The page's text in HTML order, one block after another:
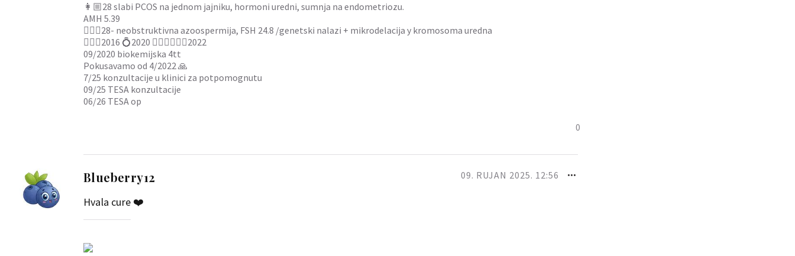
0
👩🏼28 slabi PCOS na jednom jajniku, hormoni uredni, sumnja na endometriozu.
AMH 5.39
👱🏻‍♂️28- neobstruktivna azoospermija, FSH 24.8 /genetski nalazi + mikrodelacija y kromosoma uredna
👩‍❤️‍👨2016 💍2020 👰🏼‍♀️🤵🏼‍♂️2022
09/2020 biokemijska 4tt
Pokusavamo od 4/2022 🙏
7/25 konzultacije u klinici za potpomognutu
09/25 TESA konzultacije
06/26 TESA op
Blueberry12 09. RUJAN 2025. 12:56
Hvala cure ❤️